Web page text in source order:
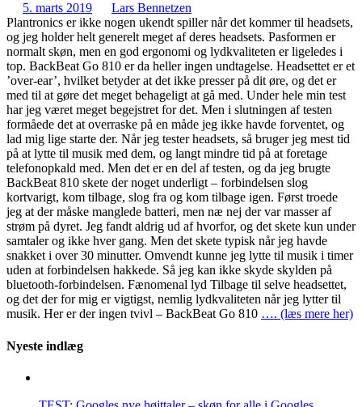
5. marts 2019
Lars Bennetzen
Plantronics er ikke nogen ukendt spiller når det kommer til headsets,
og jeg holder helt generelt meget af deres headsets. Pasformen er
normalt skøn, men en god ergonomi og lydkvaliteten er ligeledes i
top. BackBeat Go 810 er da heller ingen undtagelse. Headsettet er et
’over-ear’, hvilket betyder at det ikke presser på dit øre, og det er
med til at gøre det meget behageligt at gå med. Under hele min test
har jeg været meget begejstret for det. Men i slutningen af testen
formåede det at overraske på en måde jeg ikke havde forventet, og
lad mig lige starte der. Når jeg tester headsets, så bruger jeg mest tid
på at lytte til musik med dem, og langt mindre tid på at foretage
telefonopkald med. Men det er en del af testen, og da jeg brugte
BackBeat 810 skete der noget underligt – forbindelsen slog
kortvarigt, kom tilbage, slog fra og kom tilbage igen. Først troede
jeg at der måske manglede batteri, men næ nej der var masser af
strøm på dyret. Jeg fandt aldrig ud af hvorfor, og det skete kun under
samtaler og ikke hver gang. Men det skete typisk når jeg havde
snakket i over 30 minutter. Omvendt kunne jeg lytte til musik i timer
uden at forbindelsen hakkede. Så jeg kan ikke skyde skylden på
bluetooth-forbindelsen. Fænomenal lyd Tilbage til selve headsettet,
og det der for mig er vigtigst, nemlig lydkvaliteten når jeg lytter til
musik. Her er der ingen tvivl – BackBeat Go 810 …. (læs mere her)
Nyeste indlæg